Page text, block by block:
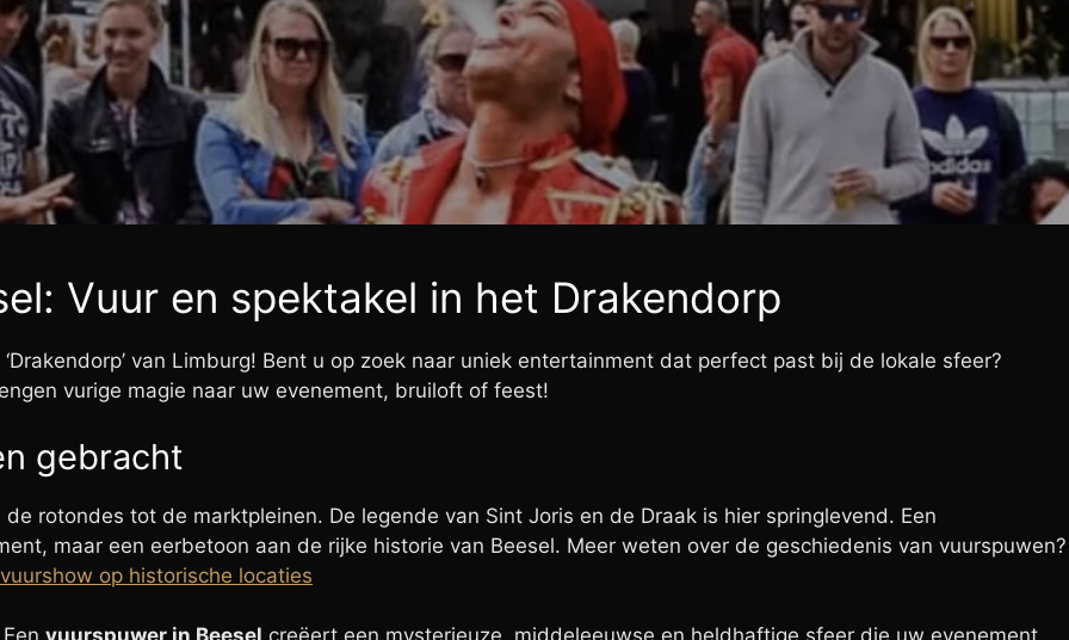
Vuur en spektakel in het Drakendorp
van Limburg! Bent u op zoek naar uniek entertainment dat perfect past bij de lokale sfeer?
vurige magie naar uw evenement, bruiloft of feest!
gebracht
rotondes tot de marktpleinen. De legende van Sint Joris en de Draak is hier springlevend. Een
maar een eerbetoon aan de rijke historie van Beesel. Meer weten over de geschiedenis van vuurspuwen?
vuurshow op historische locaties
vuurspuwer in Beesel creëert een mysterieuze, middeleeuwse en heldhaftige sfeer die uw evenement